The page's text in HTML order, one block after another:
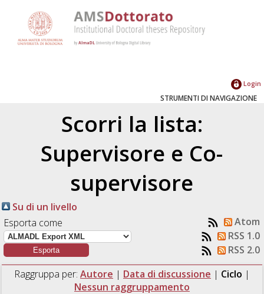
Login
STRUMENTI DI NAVIGAZIONE
Scorri la lista:
Supervisore e Co-
supervisore
Su di un livello
Esporta come
Atom
RSS 1.0
RSS 2.0
Raggruppa per: Autore | Data di discussione | Ciclo |
Nessun raggruppamento